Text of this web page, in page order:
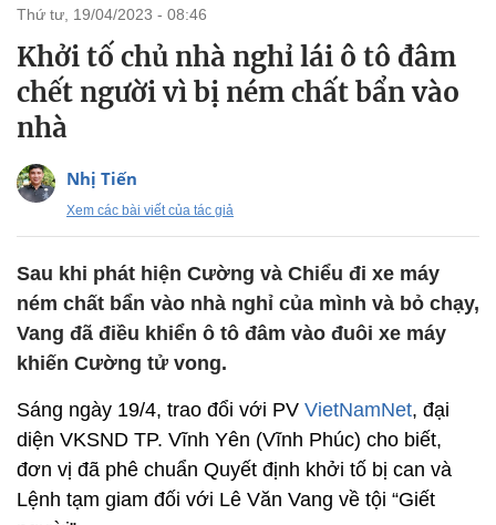
thứ tư, 19/04/2023 - 08:46
Khởi tố chủ nhà nghỉ lái ô tô đâm
chết người vì bị ném chất bẩn vào
nhà
Nhị Tiến
Xem các bài viết của tác giả
Sau khi phát hiện Cường và Chiểu đi xe máy
ném chất bẩn vào nhà nghỉ của mình và bỏ chạy,
Vang đã điều khiển ô tô đâm vào đuôi xe máy
khiến Cường tử vong.
Sáng ngày 19/4, trao đổi với PV VietNamNet, đại
diện VKSND TP. Vĩnh Yên (Vĩnh Phúc) cho biết,
đơn vị đã phê chuẩn Quyết định khởi tố bị can và
Lệnh tạm giam đối với Lê Văn Vang về tội “Giết